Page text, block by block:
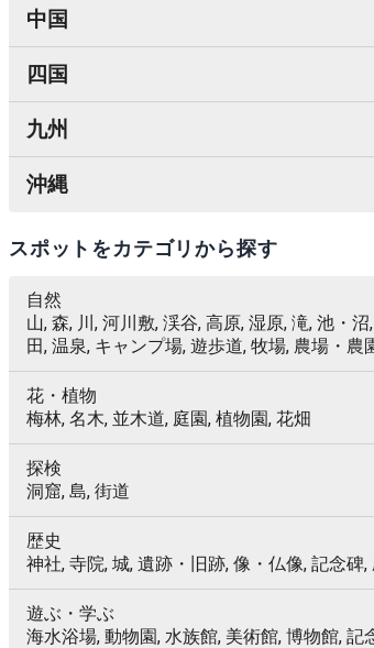
中国
四国
九州
沖縄
スポットをカテゴリから探す
自然
山, 森, 川, 河川敷, 渓谷, 高原, 湿原, 滝, 池・
田, 温泉, キャンプ場, 遊歩道, 牧場, 農場・農
花・植物
梅林, 名木, 並木道, 庭園, 植物園, 花畑
探検
洞窟, 島, 街道
歴史
神社, 寺院, 城, 遺跡・旧跡, 像・仏像, 記念碑
遊ぶ・学ぶ
海水浴場, 動物園, 水族館, 美術館, 博物館,